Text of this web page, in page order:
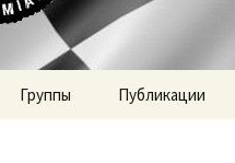
Группы Публикации